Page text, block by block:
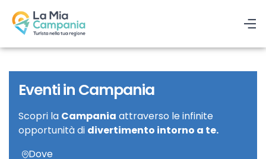
Eventi in Campania
Scopri la Campania attraverso le infinite
opportunità di divertimento intorno a te.
Dove